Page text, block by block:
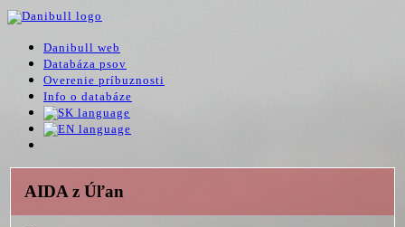
Danibull web
Databáza psov
Overenie príbuznosti
Info o databáze
AIDA z Úľan